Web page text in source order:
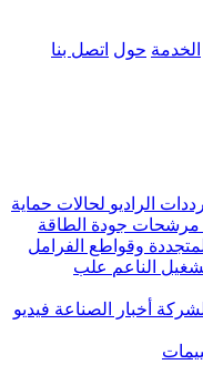
الخدمة حول اتصل بنا
الراديو لحالات حماية
جودة الطاقة
وقواطع الفرامل
الناعم علب
أخبار الصناعة فيديو